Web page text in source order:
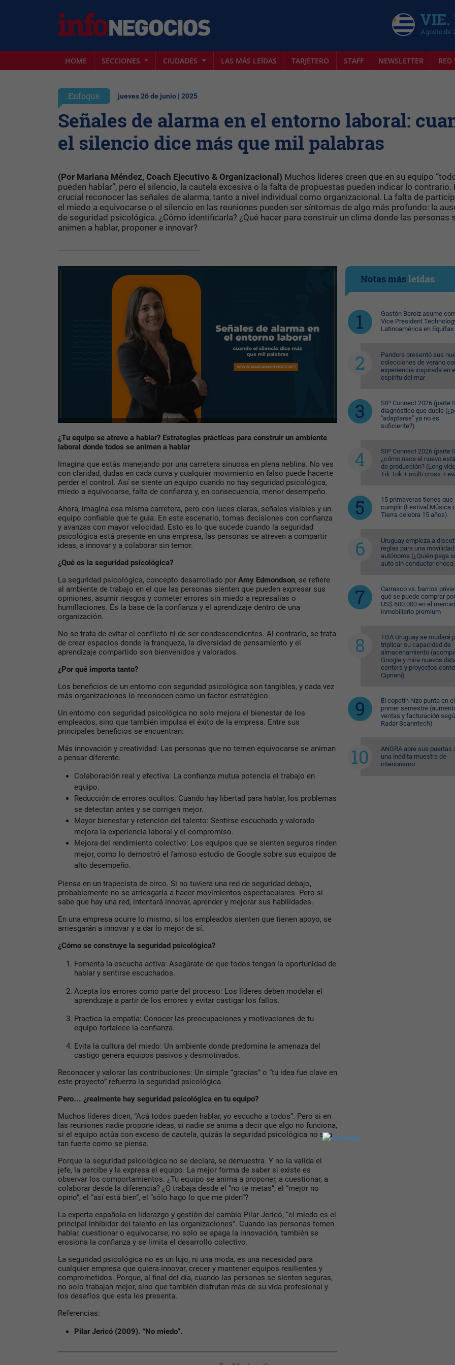
VIE.
Agosto de
HOME SECCIONES CIUDADES LAS MÁS LEÍDAS TARJETERO STAFF NEWSLETTER RED
Enfoque jueves 26 de junio | 2025
Señales de alarma en el entorno laboral:
el silencio dice más que mil palabras
(Por Mariana Méndez, Coach Ejecutivo & Organizacional) Muchos líderes creen que en su equipo
pueden hablar”, pero el silencio, la cautela excesiva o la falta de propuestas pueden indicar lo contrario.
crucial reconocer las señales de alarma, tanto a nivel individual como organizacional. La falta de
el miedo a equivocarse o el silencio en las reuniones pueden ser síntomas de algo más profundo: la
de seguridad psicológica. ¿Cómo identificarla? ¿Qué hacer para construir un clima donde las personas
animen a hablar, proponer e innovar?
¿Tu equipo se atreve a hablar? Estrategias prácticas para construir un ambiente
laboral donde todos se animen a hablar
Imagina que estás manejando por una carretera sinuosa en plena neblina. No ves
con claridad, dudas en cada curva y cualquier movimiento en falso puede hacerte
perder el control. Así se siente un equipo cuando no hay seguridad psicológica,
miedo a equivocarse, falta de confianza y, en consecuencia, menor desempeño.
Ahora, imagina esa misma carretera, pero con luces claras, señales visibles y un
equipo confiable que te guía. En este escenario, tomas decisiones con confianza
y avanzas con mayor velocidad. Esto es lo que sucede cuando la seguridad
psicológica está presente en una empresa, las personas se atreven a compartir
ideas, a innovar y a colaborar sin temor.
¿Qué es la seguridad psicológica?
La seguridad psicológica, concepto desarrollado por Amy Edmondson, se refiere
al ambiente de trabajo en el que las personas sienten que pueden expresar sus
opiniones, asumir riesgos y cometer errores sin miedo a represalias o
humillaciones. Es la base de la confianza y el aprendizaje dentro de una
organización.
No se trata de evitar el conflicto ni de ser condescendientes. Al contrario, se trata
de crear espacios donde la franqueza, la diversidad de pensamiento y el
aprendizaje compartido son bienvenidos y valorados.
¿Por qué importa tanto?
Los beneficios de un entorno con seguridad psicológica son tangibles, y cada vez
más organizaciones lo reconocen como un factor estratégico.
Un entorno con seguridad psicológica no solo mejora el bienestar de los
empleados, sino que también impulsa el éxito de la empresa. Entre sus
principales beneficios se encuentran:
Más innovación y creatividad: Las personas que no temen equivocarse se animan
a pensar diferente.
Colaboración real y efectiva: La confianza mutua potencia el trabajo en
equipo.
Reducción de errores ocultos: Cuando hay libertad para hablar, los problemas
se detectan antes y se corrigen mejor.
Mayor bienestar y retención del talento: Sentirse escuchado y valorado
mejora la experiencia laboral y el compromiso.
Mejora del rendimiento colectivo: Los equipos que se sienten seguros rinden
mejor, como lo demostró el famoso estudio de Google sobre sus equipos de
alto desempeño.
Piensa en un trapecista de circo. Si no tuviera una red de seguridad debajo,
probablemente no se arriesgaría a hacer movimientos espectaculares. Pero si
sabe que hay una red, intentará innovar, aprender y mejorar sus habilidades.
En una empresa ocurre lo mismo, si los empleados sienten que tienen apoyo, se
arriesgarán a innovar y a dar lo mejor de sí.
¿Cómo se construye la seguridad psicológica?
Fomenta la escucha activa: Asegúrate de que todos tengan la oportunidad de
hablar y sentirse escuchados.
Acepta los errores como parte del proceso: Los líderes deben modelar el
aprendizaje a partir de los errores y evitar castigar los fallos.
Practica la empatía: Conocer las preocupaciones y motivaciones de tu
equipo fortalece la confianza.
Evita la cultura del miedo: Un ambiente donde predomina la amenaza del
castigo genera equipos pasivos y desmotivados.
Reconocer y valorar las contribuciones: Un simple “gracias” o “tu idea fue clave en
este proyecto” refuerza la seguridad psicológica.
Pero… ¿realmente hay seguridad psicológica en tu equipo?
Muchos líderes dicen, “Acá todos pueden hablar, yo escucho a todos”. Pero si en
las reuniones nadie propone ideas, si nadie se anima a decir que algo no funciona,
si el equipo actúa con exceso de cautela, quizás la seguridad psicológica no sea
tan fuerte como se piensa.
Porque la seguridad psicológica no se declara, se demuestra. Y no la valida el
jefe, la percibe y la expresa el equipo. La mejor forma de saber si existe es
observar los comportamientos. ¿Tu equipo se anima a proponer, a cuestionar, a
colaborar desde la diferencia? ¿O trabaja desde el “no te metas”, el “mejor no
opino”, el “así está bien”, el “sólo hago lo que me piden”?
La experta española en liderazgo y gestión del cambio Pilar Jericó, “el miedo es el
principal inhibidor del talento en las organizaciones”. Cuando las personas temen
hablar, cuestionar o equivocarse, no solo se apaga la innovación, también se
erosiona la confianza y se limita el desarrollo colectivo.
La seguridad psicológica no es un lujo, ni una moda, es una necesidad para
cualquier empresa que quiera innovar, crecer y mantener equipos resilientes y
comprometidos. Porque, al final del día, cuando las personas se sienten seguras,
no solo trabajan mejor, sino que también disfrutan más de su vida profesional y
los desafíos que esta les presenta.
Referencias:
Pilar Jericó (2009). “No miedo”.
Notas másleídas
Gastón Beroiz asume
Vice President
Latinoamérica en Equifax
Pandora presentó sus
colecciones de verano
experiencia inspirada en el
espíritu del mar
SIP Connect 2026 (parte
diagnóstico que duele
"adaptarse" ya no es
suficiente?)
SIP Connect 2026 (parte
¿cómo nace el nuevo
de producción? (Long
Tik Tok + multi cross +
15 primaveras tienes que
cumplir (Festival Música
Tierra celebra 15 años)
Uruguay empieza a
reglas para una movilidad
autónoma (¿Quién paga
auto sin conductor
Carrasco vs. barrios
qué se puede comprar
US$ 600.000 en el
inmobiliario premium
TDA Uruguay se mudará
triplicar su capacidad de
almacenamiento
Google y mira nuevos
centers y proyectos como
Cipriani)
El copetín hizo punta en el
primer semestre
ventas y facturación
Radar Scanntech)
ANGRA abre sus puertas
una inédita muestra de
interiorismo